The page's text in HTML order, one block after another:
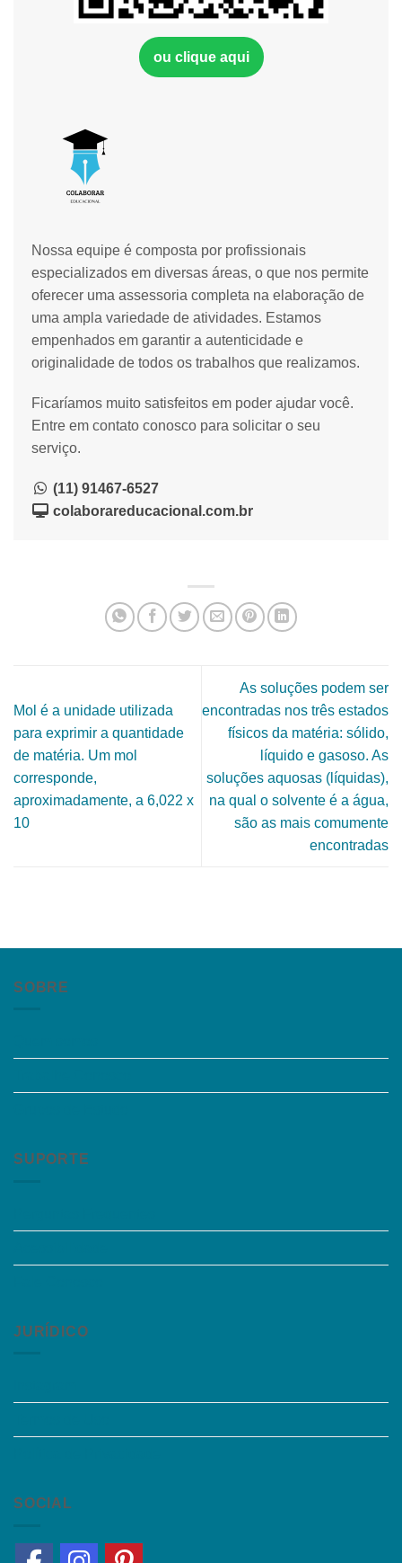
Nossa equipe é composta por profissionais
especializados em diversas áreas, o que nos permite
oferecer uma assessoria completa na elaboração de
uma ampla variedade de atividades. Estamos
empenhados em garantir a autenticidade e
originalidade de todos os trabalhos que realizamos.
Ficaríamos muito satisfeitos em poder ajudar você.
Entre em contato conosco para solicitar o seu
serviço.
(11) 91467-6527
colaborareducacional.com.br
ou clique aqui
Mol é a unidade utilizada
para exprimir a quantidade
de matéria. Um mol
corresponde,
aproximadamente, a 6,022 x
10
As soluções podem ser
encontradas nos três estados
físicos da matéria: sólido,
líquido e gasoso. As
soluções aquosas (líquidas),
na qual o solvente é a água,
são as mais comumente
encontradas
SOBRE
SUPORTE
JURÍDICO
SOCIAL